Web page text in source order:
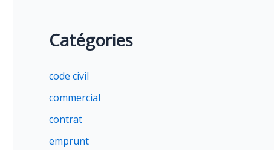
Catégories
code civil
commercial
contrat
emprunt